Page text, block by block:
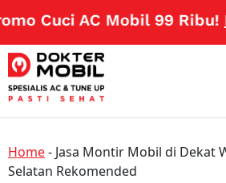
Cuci AC Mobil 99 Ribu!
Home- Jasa Montir Mobil di Dekat
Selatan Rekomended